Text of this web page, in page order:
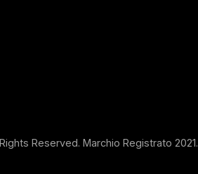
Reserved. Marchio Registrato 2021.